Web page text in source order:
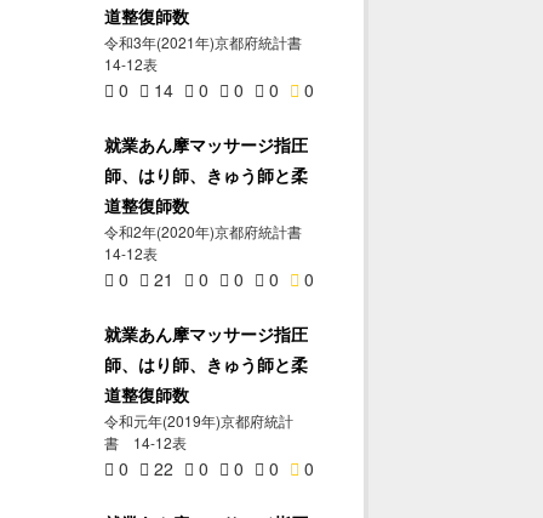
道整復師数
令和3年(2021年)京都府統計書
14-12表
0 14 0 0 0 0
就業あん摩マッサージ指圧
師、はり師、きゅう師と柔
道整復師数
令和2年(2020年)京都府統計書
14-12表
0 21 0 0 0 0
就業あん摩マッサージ指圧
師、はり師、きゅう師と柔
道整復師数
令和元年(2019年)京都府統計
書 14-12表
0 22 0 0 0 0